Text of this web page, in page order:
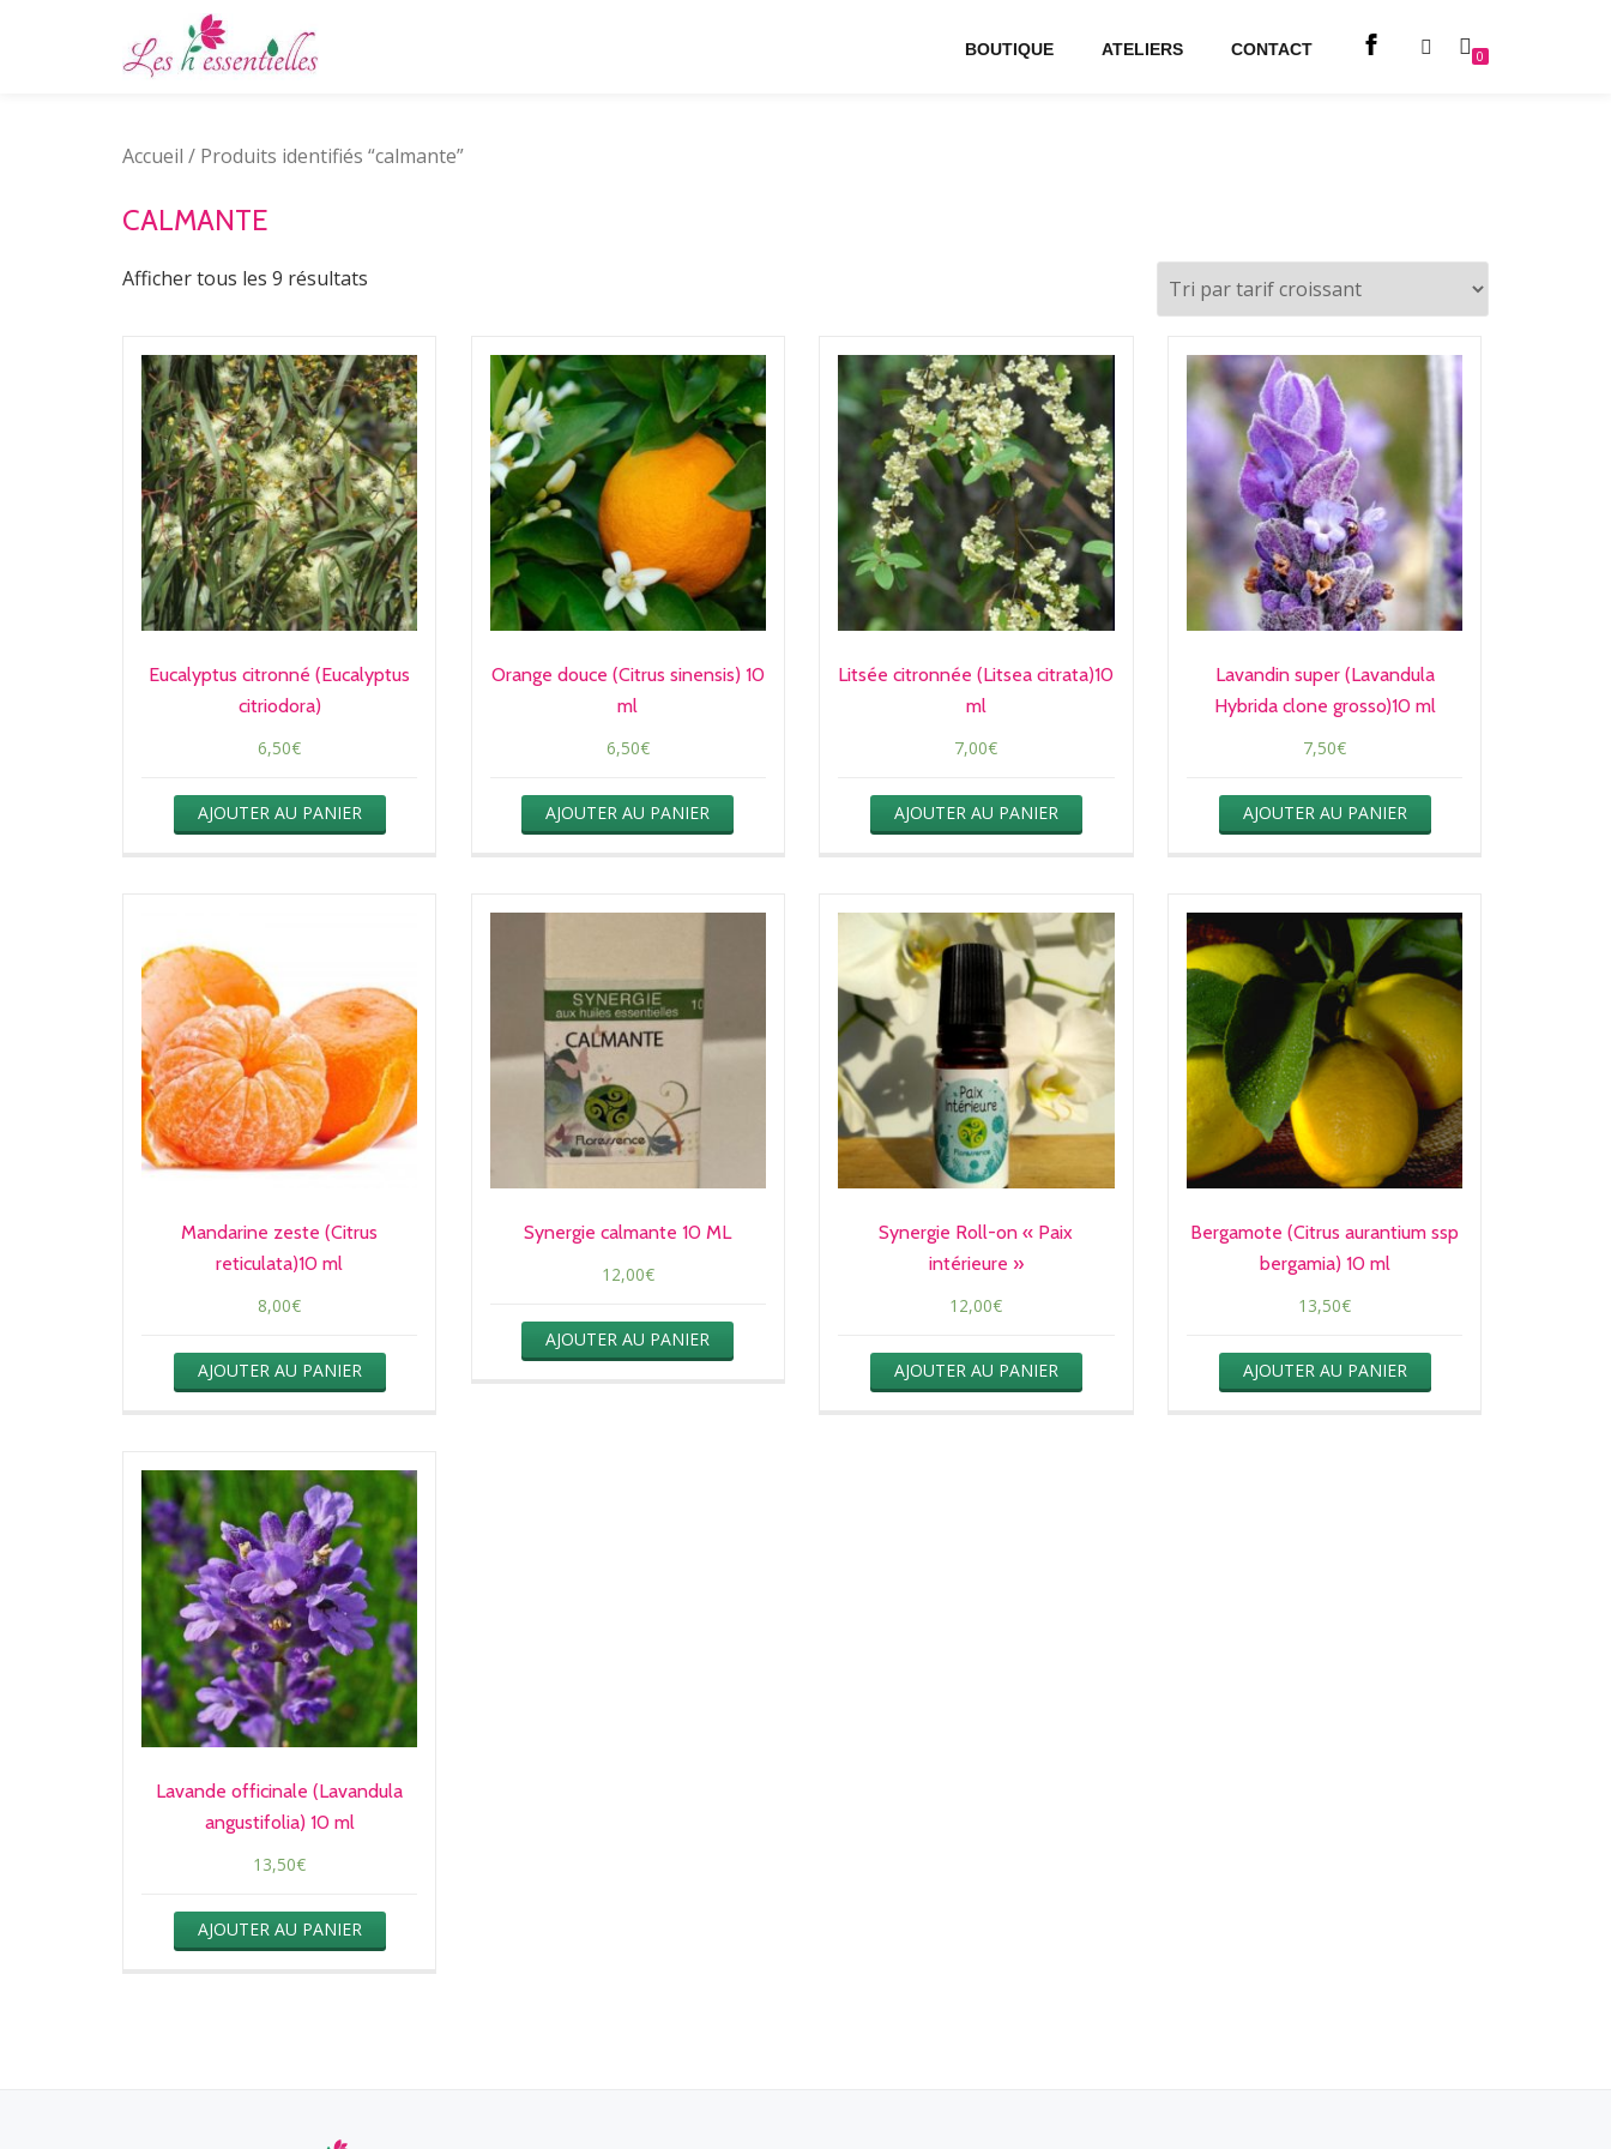
BOUTIQUE ATELIERS CONTACT 0
Accueil / Produits identifiés “calmante”
CALMANTE
Afficher tous les 9 résultats
Eucalyptus citronné (Eucalyptus
citriodora)
6,50€
AJOUTER AU PANIER
Orange douce (Citrus sinensis) 10
ml
6,50€
AJOUTER AU PANIER
Litsée citronnée (Litsea citrata)10
ml
7,00€
AJOUTER AU PANIER
Lavandin super (Lavandula
Hybrida clone grosso)10 ml
7,50€
AJOUTER AU PANIER
Mandarine zeste (Citrus
reticulata)10 ml
8,00€
AJOUTER AU PANIER
Synergie calmante 10 ML
12,00€
AJOUTER AU PANIER
Synergie Roll-on « Paix
intérieure »
12,00€
AJOUTER AU PANIER
Bergamote (Citrus aurantium ssp
bergamia) 10 ml
13,50€
AJOUTER AU PANIER
Lavande officinale (Lavandula
angustifolia) 10 ml
13,50€
AJOUTER AU PANIER